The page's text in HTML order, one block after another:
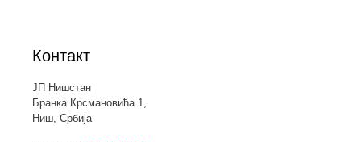
Контакт
ЈП Нишстан
Бранка Крсмановића 1,
Ниш, Србија